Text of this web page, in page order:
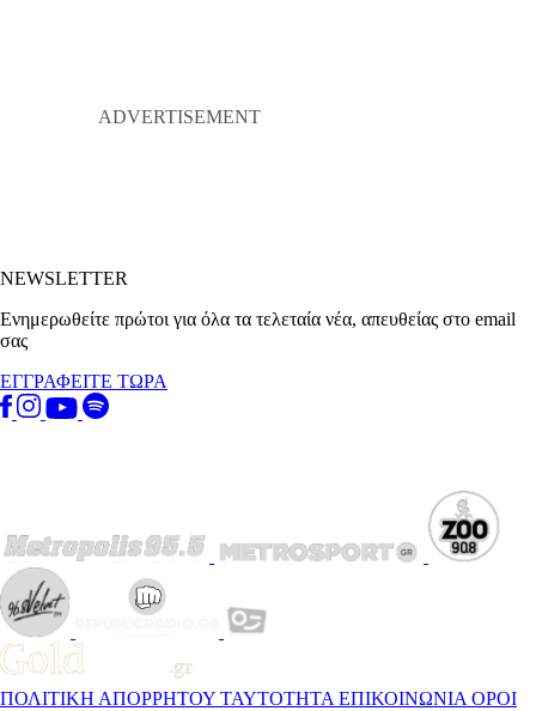
NEWSLETTER
Ενημερωθείτε πρώτοι για όλα τα τελεταία νέα, απευθείας στο email
σας
ΕΓΓΡΑΦΕΙΤΕ ΤΩΡΑ
ΠΟΛΙΤΙΚΗ ΑΠΟΡΡΗΤΟΥ ΤΑΥΤΟΤΗΤΑ ΕΠΙΚΟΙΝΩΝΙΑ ΟΡΟΙ